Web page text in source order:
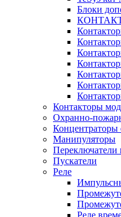
Блоки
Контакторы
Охранно-
Концентраторы
Манипуляторы
Переключатели
Пускатели
Реле
Реле